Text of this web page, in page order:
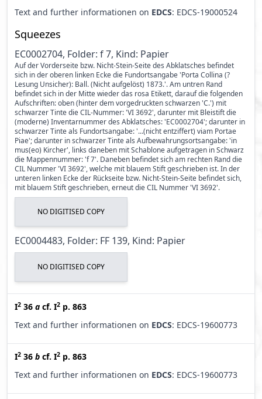
Text and further informationen on EDCS: EDCS-19000524
Squeezes
EC0002704, Folder: f 7, Kind: Papier
Auf der Vorderseite bzw. Nicht-Stein-Seite des Abklatsches befindet
sich in der oberen linken Ecke die Fundortsangabe 'Porta Collina (?
Lesung Unsicher): Ball. (Nicht aufgelöst) 1873.'. Am untren Rand
befindet sich in der Mitte wieder das rosa Etikett, darauf die folgenden
Aufschriften: oben (hinter dem vorgedruckten schwarzen 'C.') mit
schwarzer Tinte die CIL-Nummer: 'VI 3692', darunter mit Bleistift die
(moderne) Inventarnummer des Abklatsches: 'EC0002704'; darunter in
schwarzer Tinte als Fundortsangabe: '...(nicht entziffert) viam Portae
Piae'; darunter in schwarzer Tinte als Aufbewahrungsortsangabe: 'in
mus(eo) Kircher', links daneben mit Schablone aufgetragen in Schwarz
die Mappennummer: 'f 7'. Daneben befindet sich am rechten Rand die
CIL Nummer 'VI 3692', welche mit blauem Stift geschrieben ist. In der
unteren linken Ecke der Rückseite bzw. Nicht-Stein-Seite befindet sich,
mit blauem Stift geschrieben, erneut die CIL Nummer 'VI 3692'.
NO DIGITISED COPY
EC0004483, Folder: FF 139, Kind: Papier
NO DIGITISED COPY
I2 36 a cf. I2 p. 863
Text and further informationen on EDCS: EDCS-19600773
I2 36 b cf. I2 p. 863
Text and further informationen on EDCS: EDCS-19600773